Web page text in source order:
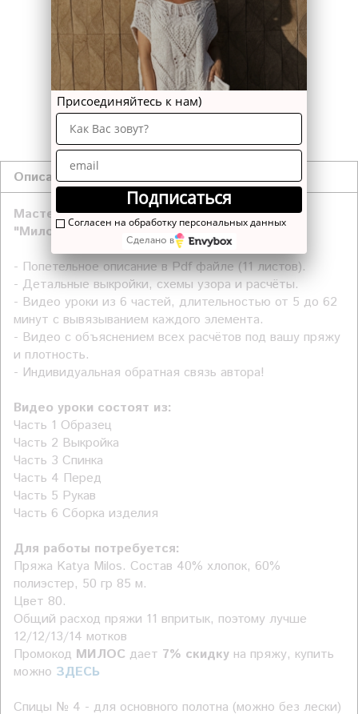
В КОРЗИНУ
Описание
Мастер-класс по вязанию спицами джемпера
"Милос", для новичков, включает в себя:
- Попетельное описание в Pdf файле (11 листов).
- Детальные выкройки, схемы узора и расчёты.
- Видео уроки из 6 частей, длительностью от 5 до 62
минут с вывязыванием каждого элемента.
- Видео с объяснением всех расчётов под вашу пряжу
и плотность.
- Индивидуальная обратная связь автора!
Видео уроки состоят из:
Часть 1 Образец
Часть 2 Выкройка
Часть 3 Спинка
Часть 4 Перед
Часть 5 Рукав
Часть 6 Сборка изделия
Для работы потребуется:
Пряжа Katya Milos. Состав 40% хлопок, 60%
полиэстер, 50 гр 85 м.
Цвет 80.
Общий расход пряжи 11 впритык, поэтому лучше
12/12/13/14 мотков
Промокод МИЛОС дает 7% скидку на пряжу, купить
можно ЗДЕСЬ
Спицы № 4 - для основного полотна (можно без лески)
Присоединяйтесь к нам)
Подписаться
Согласен на обработку персональных данных
Сделано в